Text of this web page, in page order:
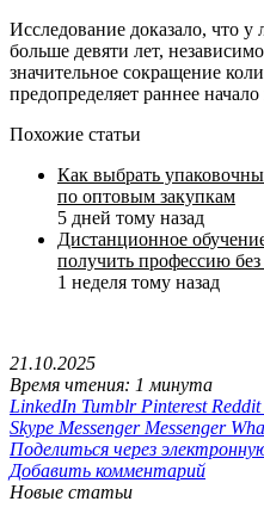
Исследование доказало, что
больше девяти лет,
значительное сокращение
предопределяет раннее
Похожие статьи
Как выбрать
по оптовым закупкам
5 дней тому назад
Дистанционное
получить профессию
1 неделя тому назад
21.10.2025
Время чтения: 1 минута
LinkedIn Tumblr Pinterest Reddit
Skype Messenger Messenger
Поделиться через
Добавить комментарий
Новые статьи